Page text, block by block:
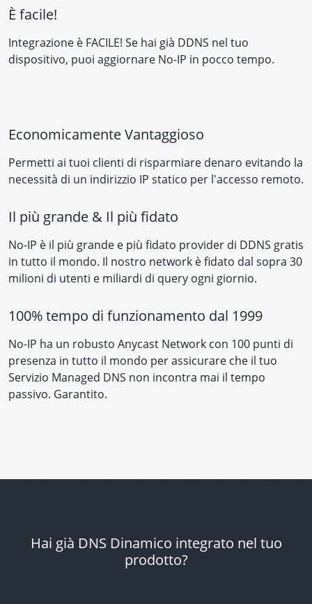
È facile!
Integrazione è FACILE! Se hai già DDNS nel tuo
dispositivo, puoi aggiornare No-IP in pocco tempo.
Economicamente Vantaggioso
Permetti ai tuoi clienti di risparmiare denaro evitando la
necessità di un indirizzio IP statico per l'accesso remoto.
Il più grande & Il più fidato
No-IP è il più grande e più fidato provider di DDNS gratis
in tutto il mondo. Il nostro network è fidato dal sopra 30
milioni di utenti e miliardi di query ogni giornio.
100% tempo di funzionamento dal 1999
No-IP ha un robusto Anycast Network con 100 punti di
presenza in tutto il mondo per assicurare che il tuo
Servizio Managed DNS non incontra mai il tempo
passivo. Garantito.
Hai già DNS Dinamico integrato nel tuo
prodotto?